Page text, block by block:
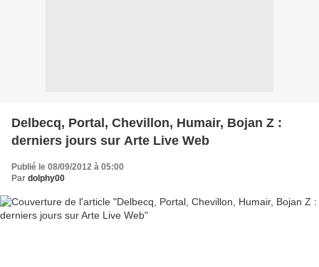
Delbecq, Portal, Chevillon, Humair, Bojan Z :
derniers jours sur Arte Live Web
Publié le 08/09/2012 à 05:00
Par dolphy00